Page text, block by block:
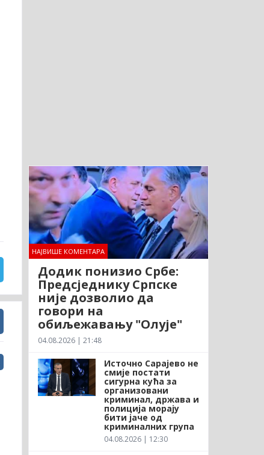
НАЈВИШЕ КОМЕНТАРА
Додик понизио Србе:
Предсједнику Српске
није дозволио да
говори на
обиљежавању "Олује"
04.08.2026 | 21:48
Источно Сарајево не
смије постати
сигурна кућа за
организовани
криминал, држава и
полиција морају
бити јаче од
криминалних група
04.08.2026 | 12:30